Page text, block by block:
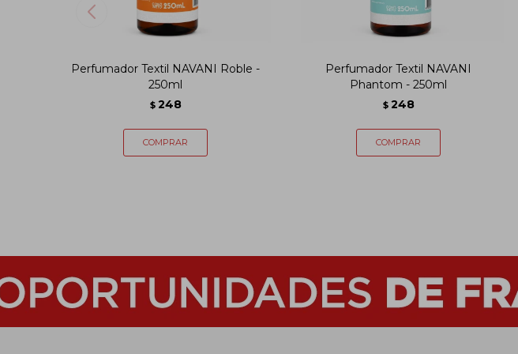
Perfumador Textil NAVANI Roble -
250ml
$ 248
Perfumador Textil NAVANI
Phantom - 250ml
$ 248